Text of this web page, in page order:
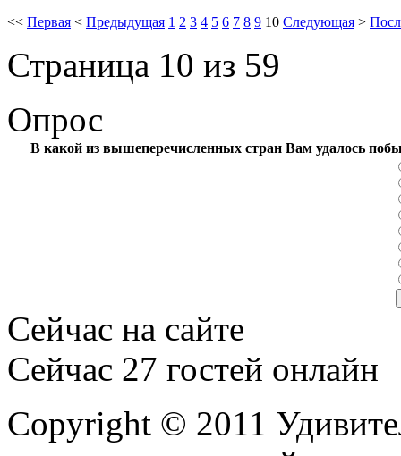
<< Первая < Предыдущая 1 2 3 4 5 6 7 8 9 10 Следующая >
Страница 10 из 59
Опрос
В какой из вышеперечисленных стран Вам удалось
Сейчас на сайте
Сейчас 27 гостей онлайн
Copyright © 2011